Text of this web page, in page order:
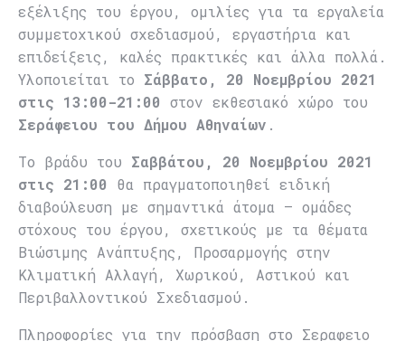
εξέλιξης του έργου, ομιλίες για τα εργαλεία
συμμετοχικού σχεδιασμού, εργαστήρια και
επιδείξεις, καλές πρακτικές και άλλα πολλά.
Υλοποιείται το Σάββατο, 20 Νοεμβρίου 2021
στις 13:00-21:00 στον εκθεσιακό χώρο του
Σεράφειου του Δήμου Αθηναίων .
Το βράδυ του Σαββάτου, 20 Νοεμβρίου 2021
στις 21:00 θα πραγματοποιηθεί ειδική
διαβούλευση με σημαντικά άτομα – ομάδες
στόχους του έργου, σχετικούς με τα θέματα
Βιώσιμης Ανάπτυξης, Προσαρμογής στην
Κλιματική Αλλαγή, Χωρικού, Αστικού και
Περιβαλλοντικού Σχεδιασμού.
Πληροφορίες για την πρόσβαση στο Σεραφειο